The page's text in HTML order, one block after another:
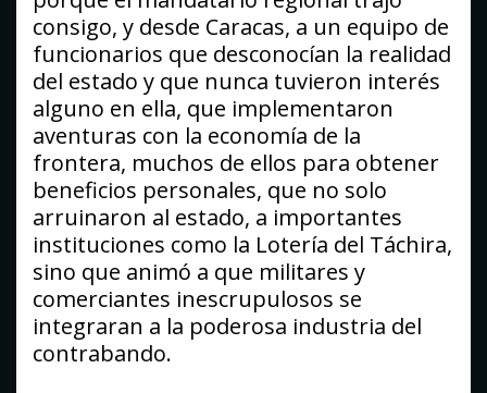
consigo, y desde Caracas, a un equipo de
funcionarios que desconocían la realidad
del estado y que nunca tuvieron interés
alguno en ella, que implementaron
aventuras con la economía de la
frontera, muchos de ellos para obtener
beneficios personales, que no solo
arruinaron al estado, a importantes
instituciones como la Lotería del Táchira,
sino que animó a que militares y
comerciantes inescrupulosos se
integraran a la poderosa industria del
contrabando.